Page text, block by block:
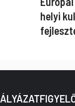
helyi